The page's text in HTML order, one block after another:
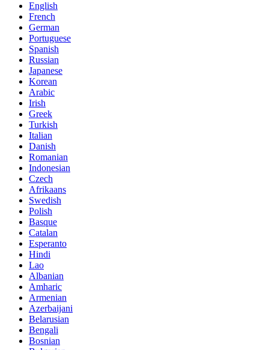
English
French
German
Portuguese
Spanish
Russian
Japanese
Korean
Arabic
Irish
Greek
Turkish
Italian
Danish
Romanian
Indonesian
Czech
Afrikaans
Swedish
Polish
Basque
Catalan
Esperanto
Hindi
Lao
Albanian
Amharic
Armenian
Azerbaijani
Belarusian
Bengali
Bosnian